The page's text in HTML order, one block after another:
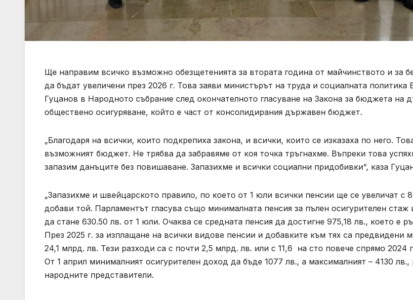
Ще направим всичко възможно обезщетенията за втората година от майчинството и за
да бъдат увеличени през 2026 г. Това заяви министърът на труда и социалната политика
Гуцанов в Народното събрание след окончателното гласуване на Закона за бюджета на
обществено осигуряване, който е част от консолидирания държавен бюджет.
„Благодаря на всички, които подкрепиха закона, и всички, които се изказаха по него.
възможният бюджет. Не трябва да забравяме от коя точка тръгнахме. Въпреки това
запазим данъците без повишаване. Запазихме и всички социални придобивки“, каза
„Запазихме и швейцарското правило, по което от 1 юли всички пенсии ще се увеличат с
добави той. Парламентът гласува също минималната пенсия за пълен осигурителен стаж
да стане 630.50 лв. от 1 юли. Очаква се средната пенсия да достигне 975,18 лв., което е
През 2025 г. за изплащане на всички видове пенсии и добавките към тях са предвидени
24,1 млрд. лв. Тези разходи са с почти 2,5 млрд. лв. или с 11,6 на сто повече спрямо 2024
От 1 април минималният осигурителен доход да бъде 1077 лв., а максималният – 4130
народните представители.